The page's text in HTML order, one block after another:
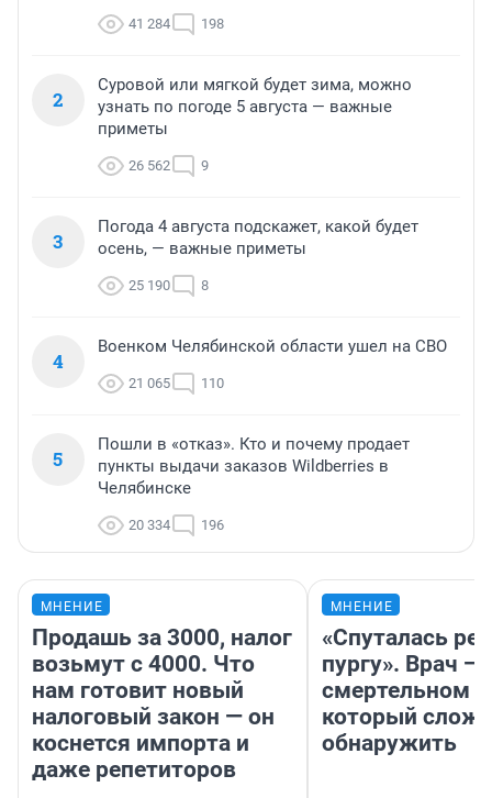
41 284 198
2
Суровой или мягкой будет зима, можно
узнать по погоде 5 августа — важные
приметы
26 562 9
3
Погода 4 августа подскажет, какой будет
осень, — важные приметы
25 190 8
4
Военком Челябинской области ушел на СВО
21 065 110
5
Пошли в «отказ». Кто и почему продает
пункты выдачи заказов Wildberries в
Челябинске
20 334 196
МНЕНИЕ
Продашь за 3000, налог
возьмут с 4000. Что
нам готовит новый
налоговый закон — он
коснется импорта и
даже репетиторов
МНЕНИЕ
«Спуталась
пургу». Врач —
смертельном
который
обнаружить